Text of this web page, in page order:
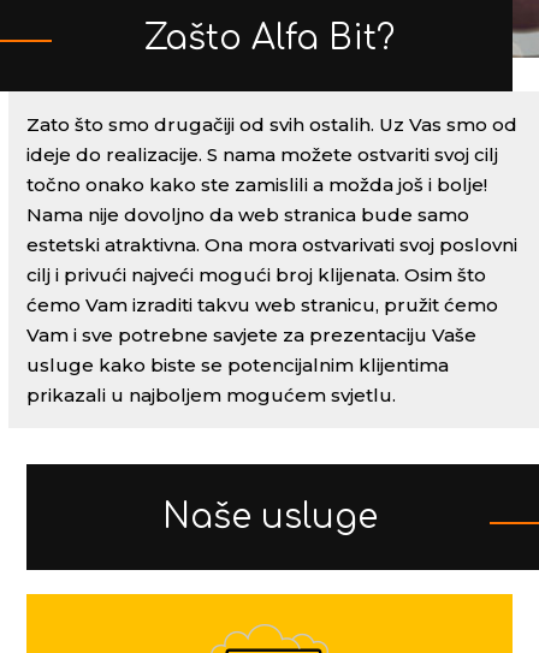
Zašto Alfa Bit?
Zato što smo drugačiji od svih ostalih. Uz Vas smo od
ideje do realizacije. S nama možete ostvariti svoj cilj
točno onako kako ste zamislili a možda još i bolje!
Nama nije dovoljno da web stranica bude samo
estetski atraktivna. Ona mora ostvarivati svoj poslovni
cilj i privući najveći mogući broj klijenata. Osim što
ćemo Vam izraditi takvu web stranicu, pružit ćemo
Vam i sve potrebne savjete za prezentaciju Vaše
usluge kako biste se potencijalnim klijentima
prikazali u najboljem mogućem svjetlu.
Naše usluge